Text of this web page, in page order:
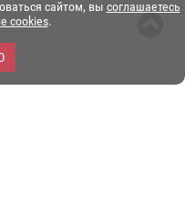
сайтом, вы соглашаетесь
cookies.